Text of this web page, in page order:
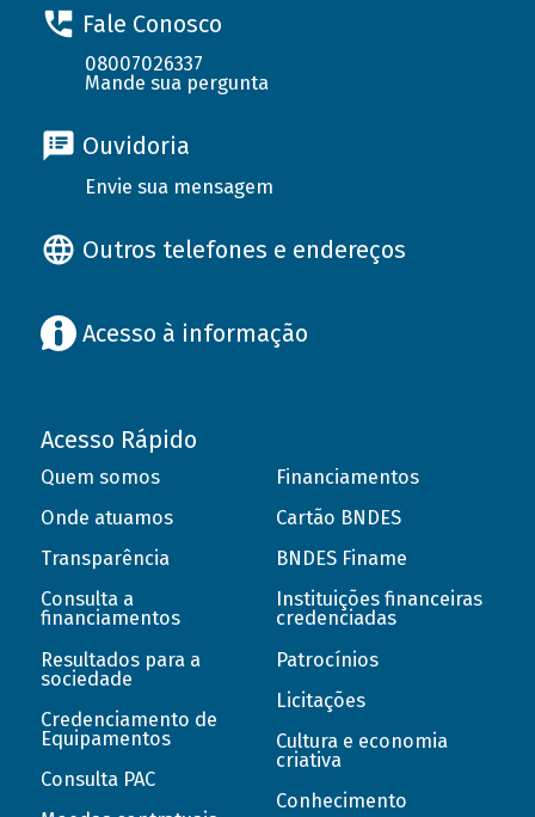
Fale Conosco
08007026337
Mande sua pergunta
Ouvidoria
Envie sua mensagem
Outros telefones e endereços
Acesso à informação
Acesso Rápido
Quem somos
Onde atuamos
Transparência
Consulta a
financiamentos
Resultados para a
sociedade
Credenciamento de
Equipamentos
Consulta PAC
Financiamentos
Cartão BNDES
BNDES Finame
Instituições financeiras
credenciadas
Patrocínios
Licitações
Cultura e economia
criativa
Conhecimento